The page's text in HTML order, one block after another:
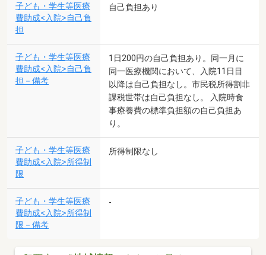
子ども・学生等医療
費助成<入院>自己負
担
自己負担あり
子ども・学生等医療
費助成<入院>自己負
担－備考
1日200円の自己負担あり。同一月に
同一医療機関において、入院11日目
以降は自己負担なし。市民税所得割非
課税世帯は自己負担なし。 入院時食
事療養費の標準負担額の自己負担あ
り。
子ども・学生等医療
費助成<入院>所得制
限
所得制限なし
子ども・学生等医療
費助成<入院>所得制
限－備考
-